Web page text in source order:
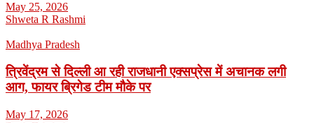
May 25, 2026
Shweta R Rashmi
Madhya Pradesh
त्रिवेंद्रम से दिल्ली आ रही राजधानी एक्सप्रेस में अचानक लगी
आग, फायर ब्रिगेड टीम मौके पर
May 17, 2026